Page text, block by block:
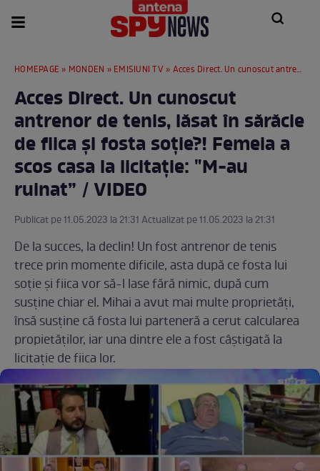
HOMEPAGE » MONDEN » EMISIUNI TV » Acces Direct. Un cunoscut antrenor de tenis, lăsat în sărăcie de fiica și fosta soție?! Femeia a scos casa la licitație: "M-au ruinat” / VIDEO
Acces Direct. Un cunoscut
antrenor de tenis, lăsat în sărăcie
de fiica și fosta soție?! Femeia a
scos casa la licitație: "M-au
ruinat” / VIDEO
Publicat pe 11.05.2023 la 21:31 Actualizat pe 11.05.2023 la 21:31
De la succes, la declin! Un fost antrenor de tenis
trece prin momente dificile, asta după ce fosta lui
soție și fiica vor să-l lase fără nimic, după cum
susține chiar el. Mihai a avut mai multe proprietăți,
însă susține că fosta lui parteneră a cerut calcularea
propietăților, iar una dintre ele a fost câștigată la
licitație de fiica lor.